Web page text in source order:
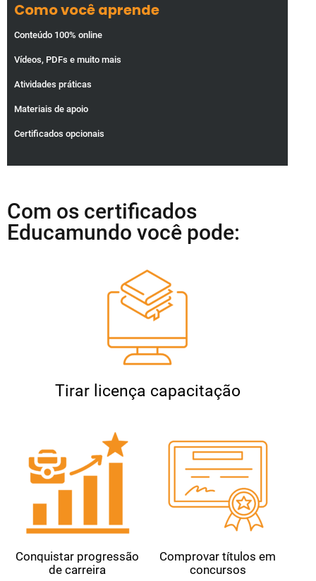
Como você aprende
Conteúdo 100% online
Vídeos, PDFs e muito mais
Atividades práticas
Materiais de apoio
Certificados opcionais
Com os certificados
Educamundo você pode:
Tirar licença capacitação
Conquistar progressão
de carreira
Comprovar títulos em
concursos